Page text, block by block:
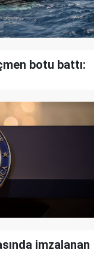
botu battı:
imzalanan